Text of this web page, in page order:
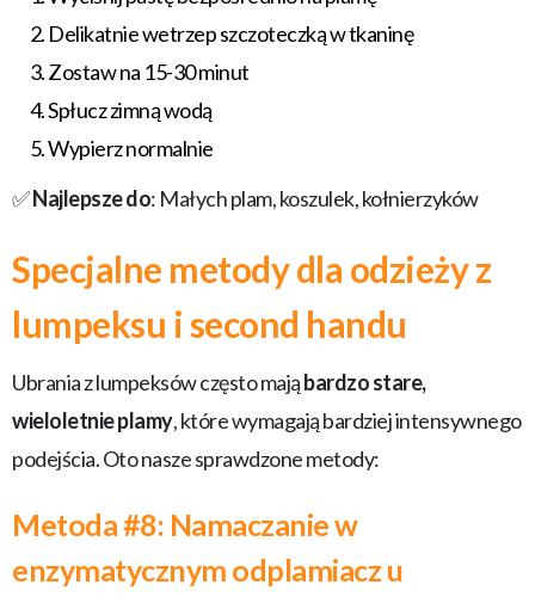
Delikatnie wetrzep szczoteczką w tkaninę
Zostaw na 15-30 minut
Spłucz zimną wodą
Wypierz normalnie
✅Najlepsze do: Małych plam, koszulek, kołnierzyków
Specjalne metody dla odzieży z
lumpeksu i second handu
Ubrania z lumpeksów często mająbardzo stare,
wieloletnie plamy, które wymagają bardziej intensywnego
podejścia. Oto nasze sprawdzone metody:
Metoda #8: Namaczanie w
enzymatycznym odplamiacz u